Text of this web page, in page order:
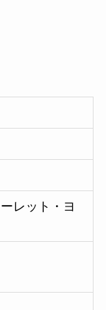
レット・ヨ